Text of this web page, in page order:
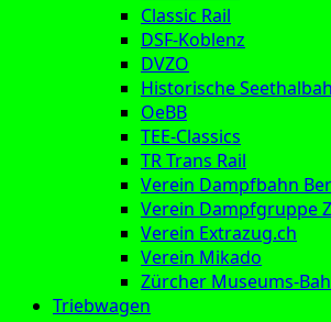
Classic Rail
DSF-Koblenz
DVZO
Historische
OeBB
TEE-Classics
TR Trans Rail
Verein Dampfbahn
Verein Dampfgruppe
Verein Extrazug.ch
Verein Mikado
Zürcher Museums-
Triebwagen